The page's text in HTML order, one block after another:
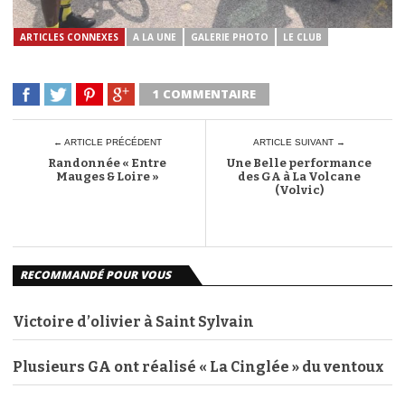
ARTICLES CONNEXES A LA UNE GALERIE PHOTO LE CLUB
1 COMMENTAIRE
← ARTICLE PRÉCÉDENT
Randonnée « Entre
Mauges & Loire »
ARTICLE SUIVANT →
Une Belle performance
des GA à La Volcane
(Volvic)
RECOMMANDÉ POUR VOUS
Victoire d’olivier à Saint Sylvain
Plusieurs GA ont réalisé « La Cinglée » du ventoux